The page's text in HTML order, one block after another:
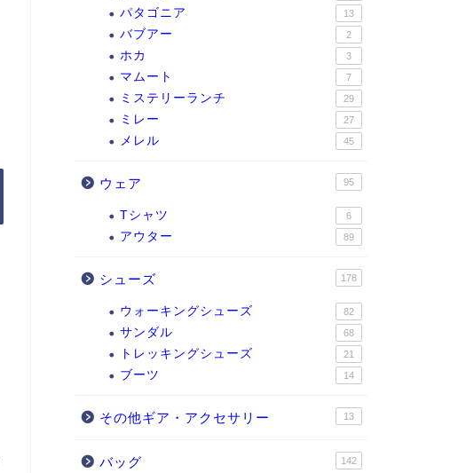
パタゴニア 13
バブアー 2
ホカ 3
マムート 7
ミステリーランチ 29
ミレー 27
メレル 45
ウェア 95
Tシャツ 6
アウター 89
シューズ 178
ウォーキングシューズ 82
サンダル 68
トレッキングシューズ 21
ブーツ 14
その他ギア・アクセサリー 13
バッグ 142